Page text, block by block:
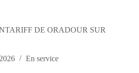
DE ORADOUR SUR
En service